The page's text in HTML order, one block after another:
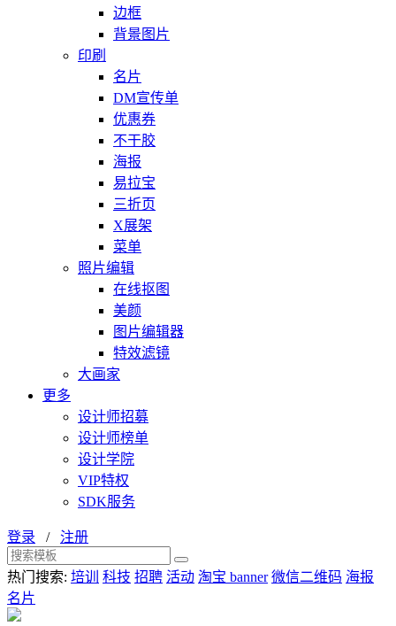
边框
背景图片
印刷
名片
DM宣传单
优惠券
不干胶
海报
易拉宝
三折页
X展架
菜单
照片编辑
在线抠图
美颜
图片编辑器
特效滤镜
大画家
更多
设计师招募
设计师榜单
设计学院
VIP特权
SDK服务
登录 / 注册
热门搜索: 培训 科技 招聘 活动 淘宝 banner 微信二维码 海报
名片